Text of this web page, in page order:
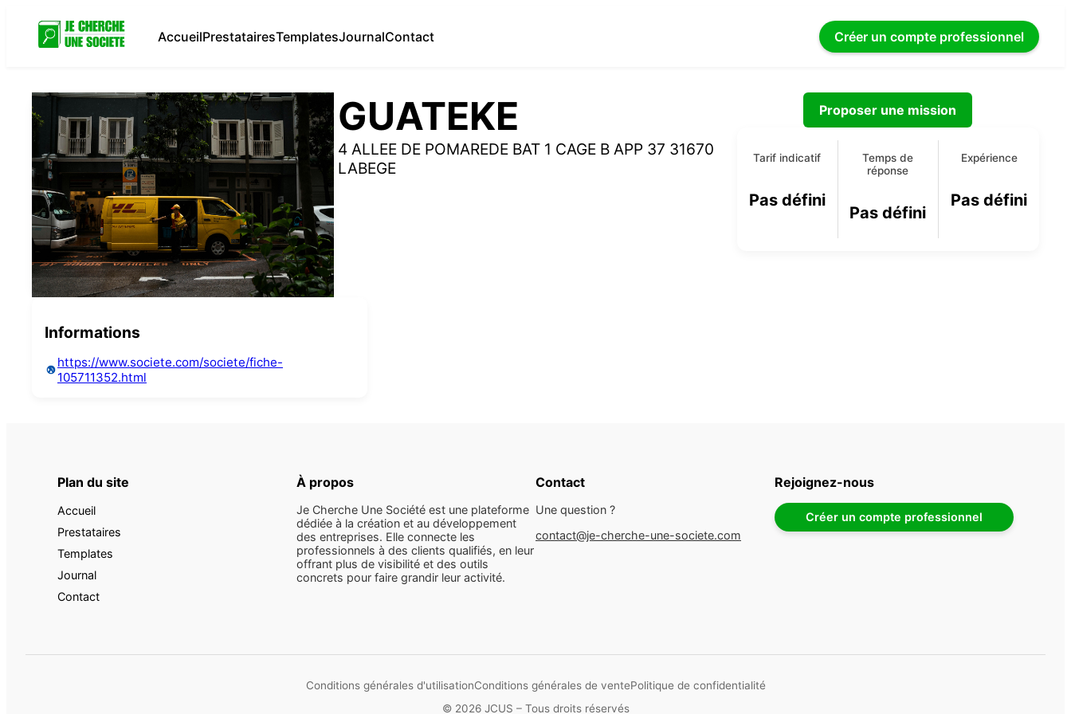
AccueilPrestatairesTemplatesJournalContact Créer un compte professionnel
GUATEKE
4 ALLEE DE POMAREDE BAT 1 CAGE B APP 37 31670
LABEGE
Proposer une mission
Tarif indicatif
Pas défini
Temps de
réponse
Pas défini
Expérience
Pas défini
Informations
https://www.societe.com/societe/fiche-
105711352.html
Plan du site
Accueil
Prestataires
Templates
Journal
Contact
À propos
Je Cherche Une Société est une plateforme
dédiée à la création et au développement
des entreprises. Elle connecte les
professionnels à des clients qualifiés, en leur
offrant plus de visibilité et des outils
concrets pour faire grandir leur activité.
Contact
Une question ?
contact@je-cherche-une-societe.com
Rejoignez-nous
Créer un compte professionnel
Conditions générales d'utilisationConditions générales de ventePolitique de confidentialité
© 2026 JCUS – Tous droits réservés